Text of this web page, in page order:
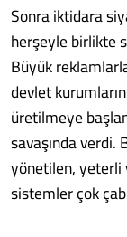
Sonra iktidara
herşeyle birlikte
Büyük
devlet
üretilmeye
savaşında verdi.
yönetilen, yeterli
sistemler çok